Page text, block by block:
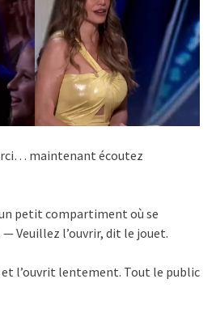
maintenant écoutez
petit compartiment où se
Veuillez l’ouvrir, dit le jouet.
et l’ouvrit lentement. Tout le public